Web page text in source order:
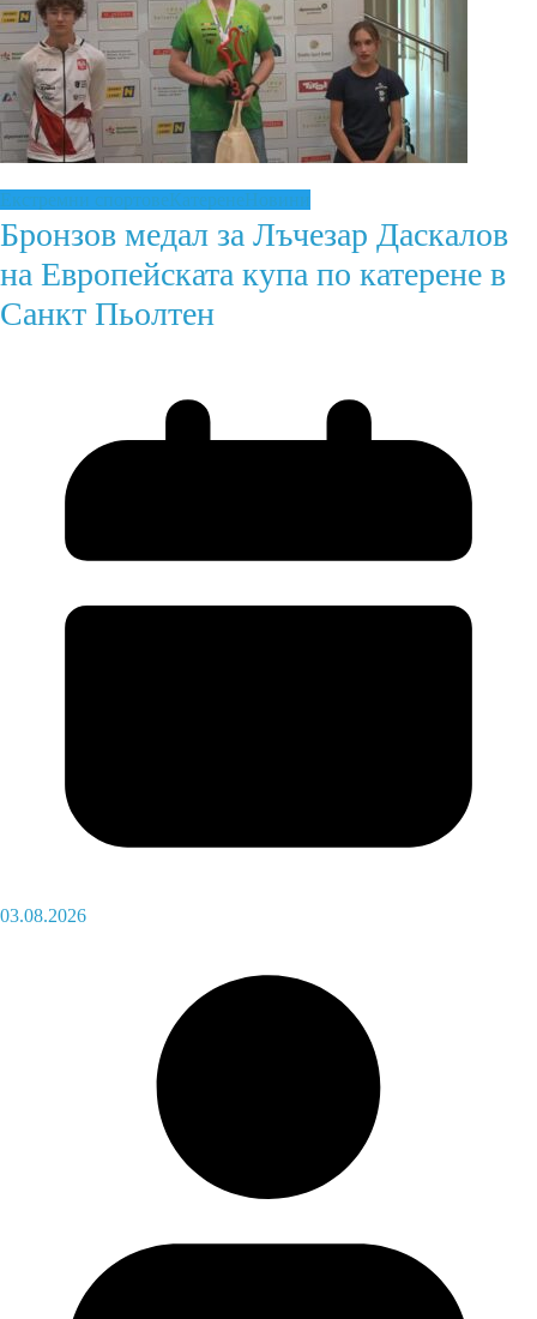
Екстремни спортовеКатеренеНовини
Бронзов медал за Лъчезар Даскалов
на Европейската купа по катерене в
Санкт Пьолтен
03.08.2026